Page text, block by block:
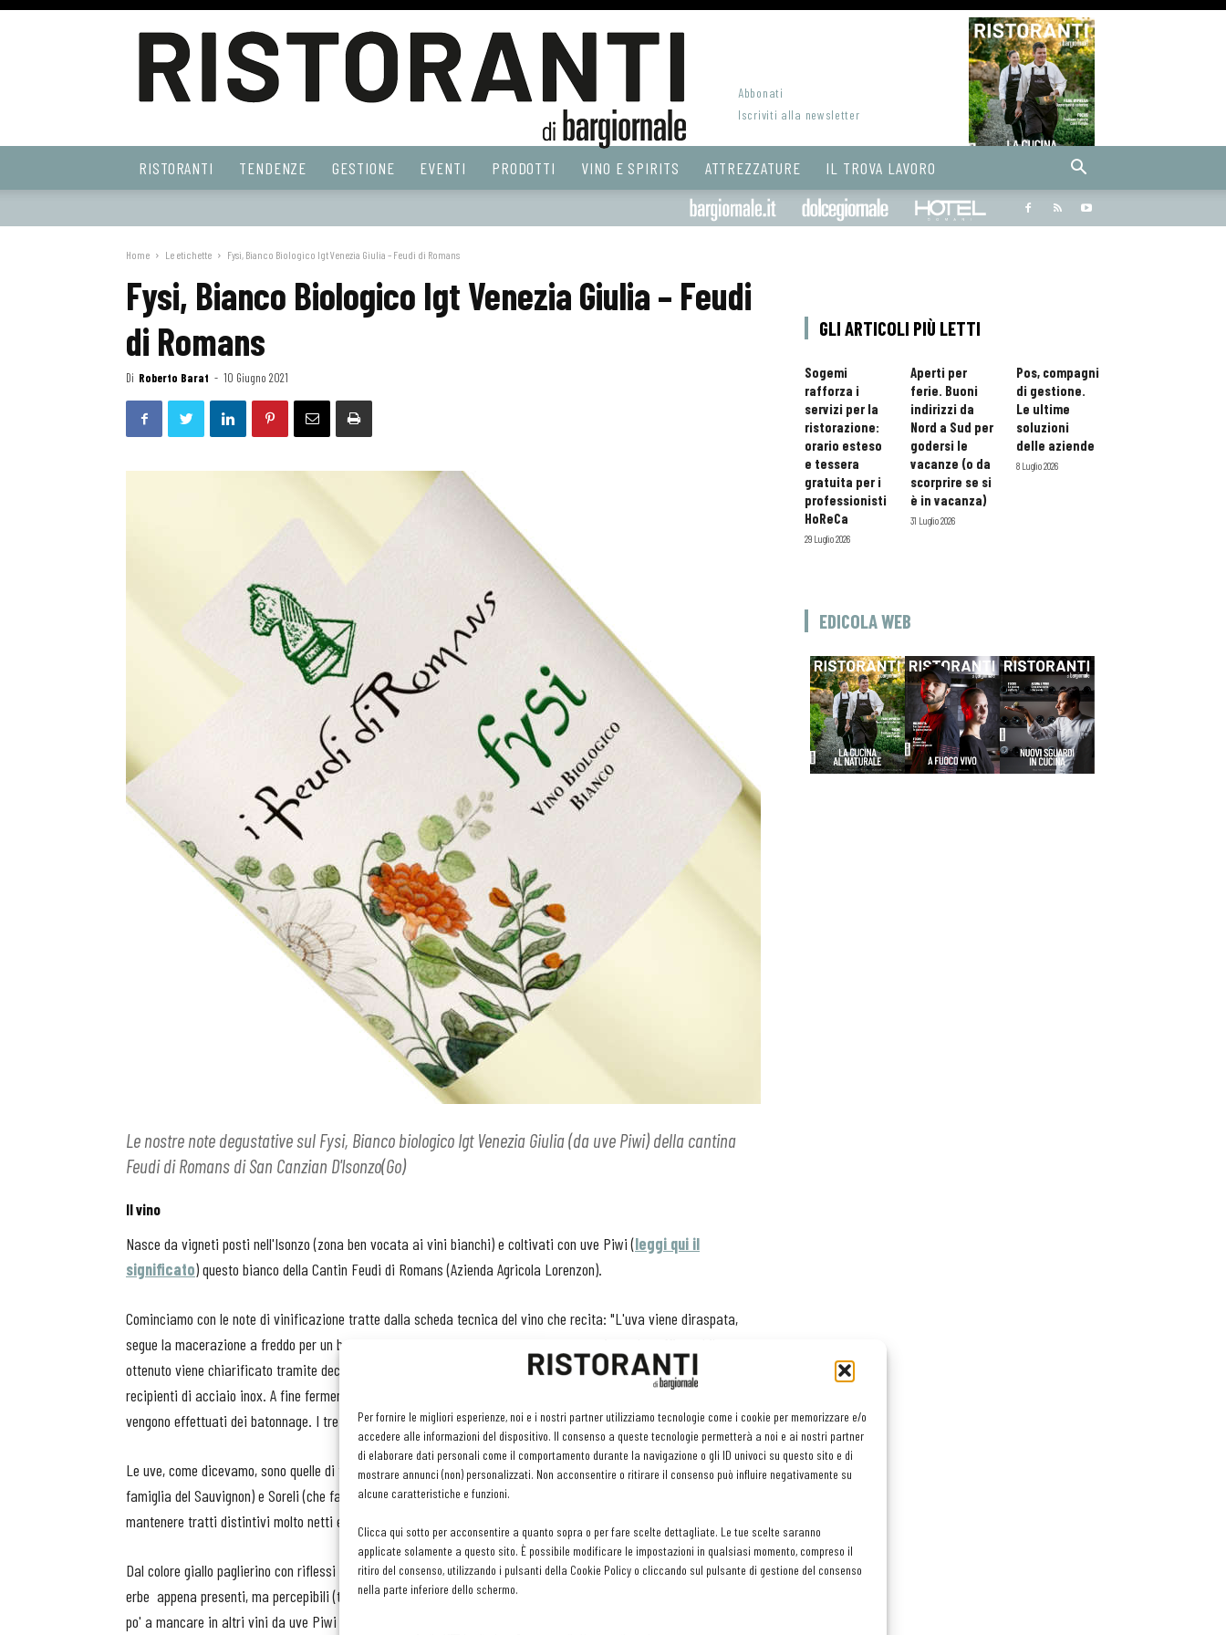
Per fornire le migliori esperienze, noi e i nostri partner utilizziamo tecnologie come i cookie per memorizzare e/o
accedere alle informazioni del dispositivo. Il consenso a queste tecnologie permetterà a noi e ai nostri partner
di elaborare dati personali come il comportamento durante la navigazione o gli ID univoci su questo sito e di
mostrare annunci (non) personalizzati. Non acconsentire o ritirare il consenso può influire negativamente su
alcune caratteristiche e funzioni.
Clicca qui sotto per acconsentire a quanto sopra o per fare scelte dettagliate. Le tue scelte saranno
applicate solamente a questo sito. È possibile modificare le impostazioni in qualsiasi momento, compreso il
ritiro del consenso, utilizzando i pulsanti della Cookie Policy o cliccando sul pulsante di gestione del consenso
nella parte inferiore dello schermo.
Web
Abbonati
Iscriviti alla newsletter
RISTORANTI TENDENZE GESTIONE EVENTI PRODOTTI VINO E SPIRITS ATTREZZATURE IL TROVA LAVORO
Bargiornale dolcegiornale
Home Le etichette Fysi, Bianco Biologico Igt Venezia Giulia – Feudi di Romans
Fysi, Bianco Biologico Igt Venezia Giulia – Feudi
di Romans
Di Roberto Barat - 10 Giugno 2021
Le nostre note degustative sul Fysi, Bianco biologico Igt Venezia Giulia (da uve Piwi) della cantina
Feudi di Romans di San Canzian D'Isonzo(Go)
Il vino
Nasce da vigneti posti nell'Isonzo (zona ben vocata ai vini bianchi) e coltivati con uve Piwi (leggi qui il
significato) questo bianco della Cantin Feudi di Romans (Azienda Agricola Lorenzon).
Cominciamo con le note di vinificazione tratte dalla scheda tecnica del vino che recita: "L'uva viene diraspata,
segue la macerazione a freddo per un breve periodo. Successivamente viene pressata in modo soffice ed il mosto
ottenuto viene chiarificato tramite decantazione naturale. Il mosto quindi fermenta a temperatura controllata in
recipienti di acciaio inox. A fine fermentazione il vino viene mantenuto sui lieviti per diversi mesi durante i quali
vengono effettuati dei batonnage. I tre vini vengono assemblati prima dell’imbottigliamento".
Le uve, come dicevamo, sono quelle di tre vitigni cosiddetti resistenti ovvero Kretos e Rytos (che fanno parte della
famiglia del Sauvignon) e Soreli (che fa parte della famiglia del Friulano) e dalle relative famiglie riescono a
mantenere tratti distintivi molto netti e interessanti.
Dal colore giallo paglierino con riflessi verdolini ha naso floreale e fruttato (accenni di ananas, litchi) con toni di
erbe appena presenti, ma percepibili (timo e ortica). Al palato ha bella freschezza (una caratteristica che tende un
po' a mancare in altri vini da uve Piwi che abbiamo assaggiato in passato), buona persistenza. Un fondo salino e
GLI ARTICOLI PIÙ LETTI
Sogemi
rafforza i
servizi per la
ristorazione:
orario esteso
e tessera
gratuita per i
professionisti
HoReCa
29 Luglio 2026
Aperti per
ferie. Buoni
indirizzi da
Nord a Sud per
godersi le
vacanze (o da
scorprire se si
è in vacanza)
31 Luglio 2026
Pos, compagni
di gestione.
Le ultime
soluzioni
delle aziende
8 Luglio 2026
EDICOLA WEB